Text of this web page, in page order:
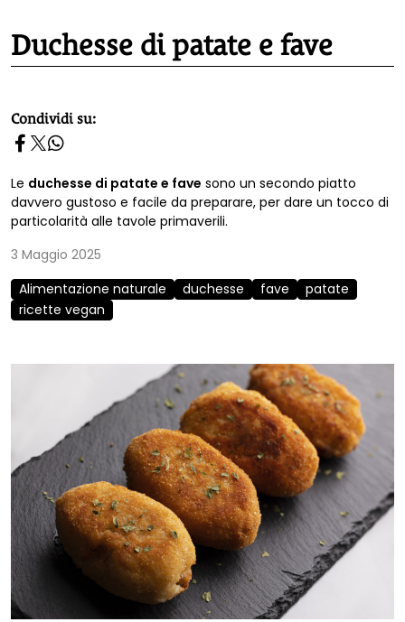
Duchesse di patate e fave
homepage h2
Condividi su:
Le duchesse di patate e fave sono un secondo piatto
davvero gustoso e facile da preparare, per dare un tocco di
particolarità alle tavole primaverili.
3 Maggio 2025
Alimentazione naturale
duchesse fave
patate
ricette vegan